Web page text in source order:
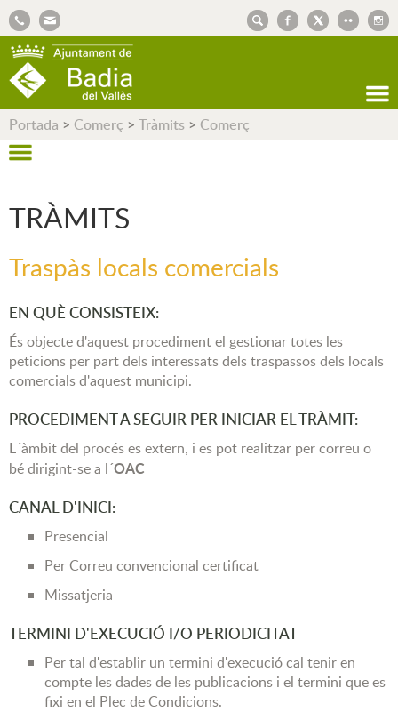
Portada > Comerç > Tràmits > Comerç
TRÀMITS
Traspàs locals comercials
EN QUÈ CONSISTEIX:
És objecte d'aquest procediment el gestionar totes les
peticions per part dels interessats dels traspassos dels locals
comercials d'aquest municipi.
PROCEDIMENT A SEGUIR PER INICIAR EL TRÀMIT:
L´àmbit del procés es extern, i es pot realitzar per correu o
bé dirigint-se a l´OAC
CANAL D'INICI:
Presencial
Per Correu convencional certificat
Missatjeria
TERMINI D'EXECUCIÓ I/O PERIODICITAT
Per tal d'establir un termini d'execució cal tenir en
compte les dades de les publicacions i el termini que es
fixi en el Plec de Condicions.